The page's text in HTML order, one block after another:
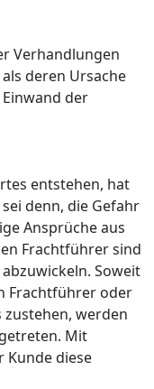
Verhandlungen
deren Ursache
der
entstehen, hat
denn, die Gefahr
Ansprüche aus
Frachtführer sind
Soweit
Frachtführer oder
werden
Mit
Kunde diese